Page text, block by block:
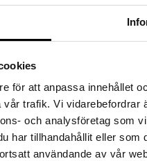
för att anpassa innehållet
trafik. Vi vidarebefordrar
och analysföretag som
har tillhandahållit eller
användande av vår
»
Förpackningen innehåller 100
ut frågekorten i Smartboxen
från andra SMART10-
Smartboxen ur frågespelet